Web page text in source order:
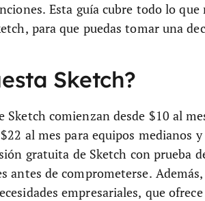
Esta guía cubre todo lo que
para que puedas tomar una
Sketch?
Sketch comienzan desde $10 al
al mes para equipos medianos
gratuita de Sketch con prueba
antes de comprometerse.
empresariales, que